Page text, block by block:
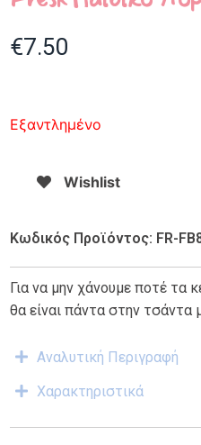
€7.50
Εξαντλημένο
Wishlist
Κωδικός Προϊόντος: FR-
Για να μην χάνουμε ποτέ τα
θα είναι πάντα στην τσάντα
Αναλυτική Περιγραφή
Χαρακτηριστικά